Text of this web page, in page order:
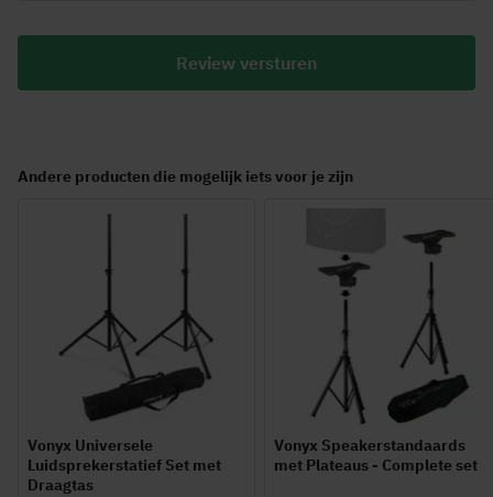
Review versturen
Andere producten die mogelijk iets voor je zijn
Vonyx Universele
Luidsprekerstatief Set met
Draagtas
Vonyx Speakerstandaards
met Plateaus - Complete set